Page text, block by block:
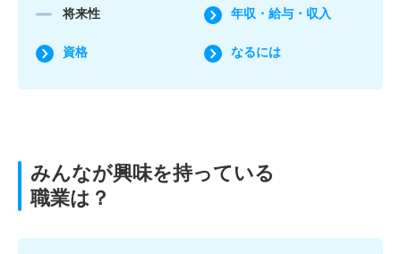
将来性 年収・給与・収入
資格 なるには
みんなが興味を持っている
職業は？